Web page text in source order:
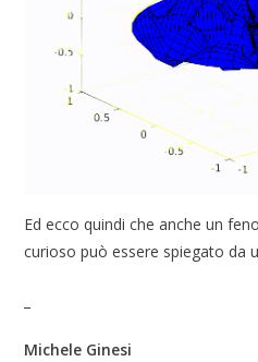
Ed ecco quindi che anche un
curioso può essere spiegato da
Michele Ginesi